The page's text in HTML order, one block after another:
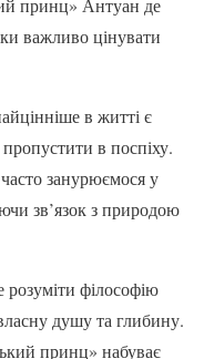
принц» Антуан де
важливо цінувати
в житті є
в поспіху.
занурюємося у
зв’язок з природою
філософію
душу та глибину.
принц» набуває